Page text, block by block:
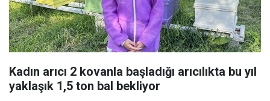
Kadın arıcı 2 kovanla başladığı arıcılıkta bu yıl
yaklaşık 1,5 ton bal bekliyor